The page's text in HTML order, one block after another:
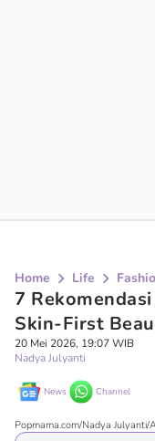
Home Life
7
Skin-First
20 Mei 2026, 19:07 WIB
Nadya Julyanti
News Channel
Popmama.com/Nadya Julyanti/